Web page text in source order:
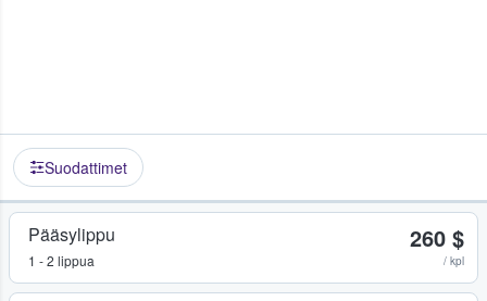
Suodattimet
Pääsylippu
1 - 2 lippua
260 $
/ kpl